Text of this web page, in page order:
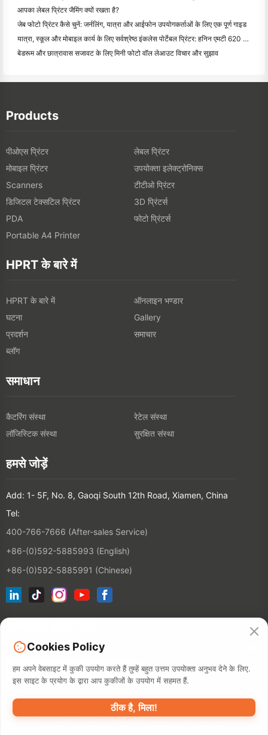
आपका लेबल प्रिंटर जैमिंग क्यों रखता है?
जेब फोटो प्रिंटर कैसे चुनें: जर्नलिंग, यात्रा और आईफोन उपयोगकर्ताओं के लिए एक पूर्ण गाइड
यात्रा, स्कूल और मोबाइल कार्य के लिए सर्वश्रेष्ठ इंकलेस पोर्टेबल प्रिंटर: हनिन एमटी 620 प्रो समीक्षा
बेडरूम और छात्रावास सजावट के लिए मिनी फोटो वॉल लेआउट विचार और सुझाव
Products
पीओएस प्रिंटर
लेबल प्रिंटर
मोबाइल प्रिंटर
उपयोक्ता इलेक्ट्रोनिक्स
Scanners
टीटीओ प्रिंटर
डिजिटल टेक्सटिल प्रिंटर
3D प्रिंटर्स
PDA
फोटो प्रिंटर्स
Portable A4 Printer
HPRT के बारे में
HPRT के बारे में
ऑनलाइन भण्डार
घटना
Gallery
प्रदर्शन
समाचार
ब्लॉग
समाधान
कैटरिंग संस्था
रेटेल संस्था
लॉजिस्टिक संस्था
सुरक्षित संस्था
हमसे जोड़ें
Add: 1- 5F, No. 8, Gaoqi South 12th Road, Xiamen, China
Tel:
400-766-7666 (After-sales Service)
+86-(0)592-5885993 (English)
+86-(0)592-5885991 (Chinese)
©2026 XIAMEN HANIN CO., LTD.निजी नीति उपयोग का शर्त साइटेमैप
Cookies Policy
हम अपने वेबसाइट में कुकी उपयोग करते हैं तुम्हें बहुत उत्तम उपयोक्ता अनुभव देने के लिए.
इस साइट के प्रयोग के द्वारा आप कुकीजों के उपयोग में सहमत हैं.
ठीक है, मिला!